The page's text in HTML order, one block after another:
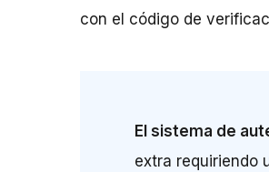
con el código de
El sistema de
extra requiriendo